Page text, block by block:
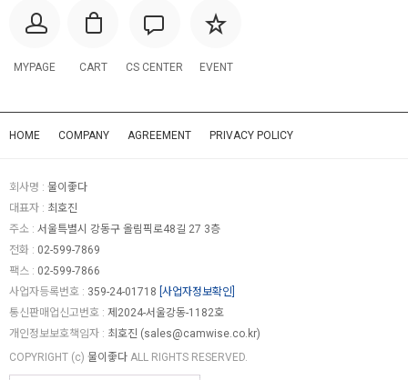
MYPAGE CART CS CENTER EVENT
HOME COMPANY AGREEMENT PRIVACY POLICY
회사명 : 물이좋다
대표자 : 최호진
주소 : 서울특별시 강동구 올림픽로48길 27 3층
전화 : 02-599-7869
팩스 : 02-599-7866
사업자등록번호 : 359-24-01718 [사업자정보확인]
통신판매업신고번호 : 제2024-서울강동-1182호
개인정보보호책임자 : 최호진 (sales@camwise.co.kr)
COPYRIGHT (c) 물이좋다 ALL RIGHTS RESERVED.